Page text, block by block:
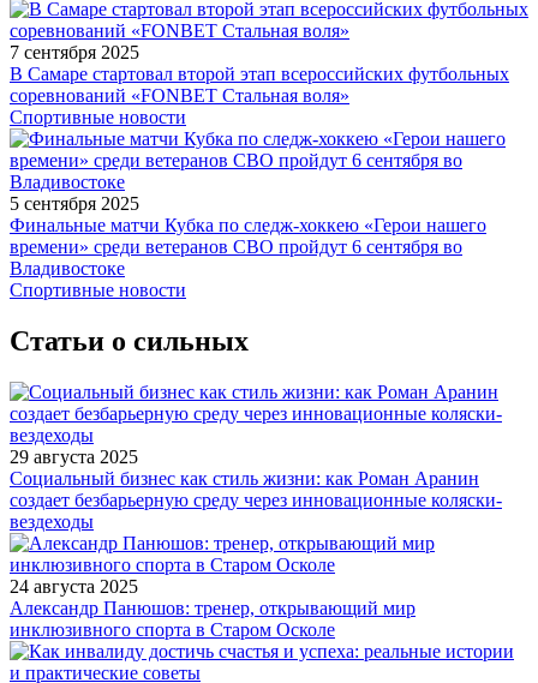
7 сентября 2025
В Самаре стартовал второй этап всероссийских футбольных
соревнований «FONBET Стальная воля»
Спортивные новости
5 сентября 2025
Финальные матчи Кубка по следж-хоккею «Герои нашего
времени» среди ветеранов СВО пройдут 6 сентября во
Владивостоке
Спортивные новости
Статьи о сильных
29 августа 2025
Социальный бизнес как стиль жизни: как Роман Аранин
создает безбарьерную среду через инновационные коляски-
вездеходы
24 августа 2025
Александр Панюшов: тренер, открывающий мир
инклюзивного спорта в Старом Осколе